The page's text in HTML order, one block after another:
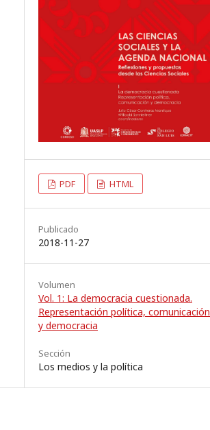
PDF HTML
Publicado
2018-11-27
Volumen
Vol. 1: La democracia cuestionada.
Representación política, comunicación
y democracia
Sección
Los medios y la política